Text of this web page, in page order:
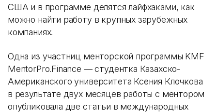
США и в программе делятся лайфхаками, как
можно найти работу в крупных зарубежных
компаниях.
Одна из участниц менторской программы KMF
MentorPro.Finance — студентка Казахско-
Американского университета Ксения Клочкова
в результате двух месяцев работы с ментором
опубликовала две статьи в международных